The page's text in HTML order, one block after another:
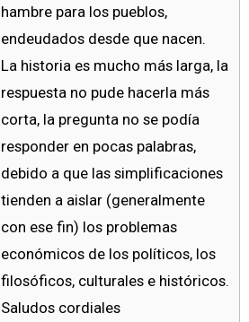
hambre para los pueblos,
endeudados desde que nacen.
La historia es mucho más larga, la
respuesta no pude hacerla más
corta, la pregunta no se podía
responder en pocas palabras,
debido a que las simplificaciones
tienden a aislar (generalmente
con ese fin) los problemas
económicos de los políticos, los
filosóficos, culturales e históricos.
Saludos cordiales